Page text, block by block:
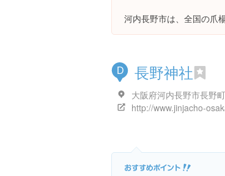
河内長野市は、全国の爪
D 長野神社
大阪府河内長野市長野